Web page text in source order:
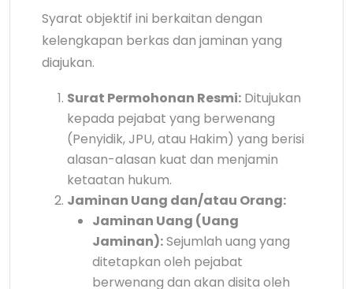
Syarat objektif ini berkaitan dengan
kelengkapan berkas dan jaminan yang
diajukan.
Surat Permohonan Resmi: Ditujukan
kepada pejabat yang berwenang
(Penyidik, JPU, atau Hakim) yang berisi
alasan-alasan kuat dan menjamin
ketaatan hukum.
Jaminan Uang dan/atau Orang:
Jaminan Uang (Uang
Jaminan):Sejumlah uang yang
ditetapkan oleh pejabat
berwenang dan akan disita oleh